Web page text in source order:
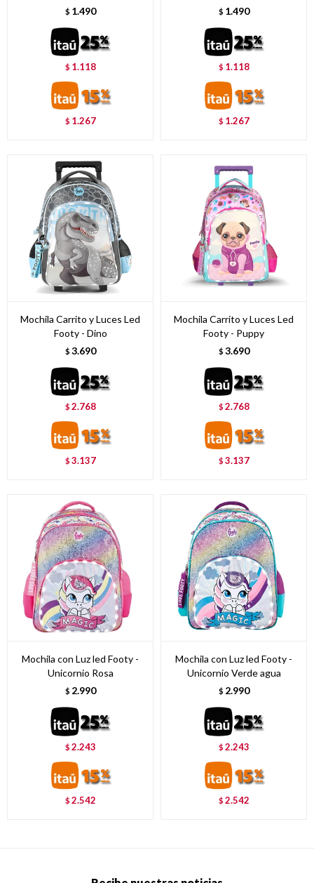
$ 1.490
$ 1.118
$ 1.267
$ 1.490
$ 1.118
$ 1.267
Mochila Carrito y Luces Led
Footy - Dino
$ 3.690
$2.768
$3.137
Mochila Carrito y Luces Led
Footy - Puppy
$ 3.690
$2.768
$3.137
Mochila con Luz led Footy -
Unicornio Rosa
$ 2.990
$2.243
$2.542
Mochila con Luz led Footy -
Unicornio Verde agua
$ 2.990
$2.243
$2.542